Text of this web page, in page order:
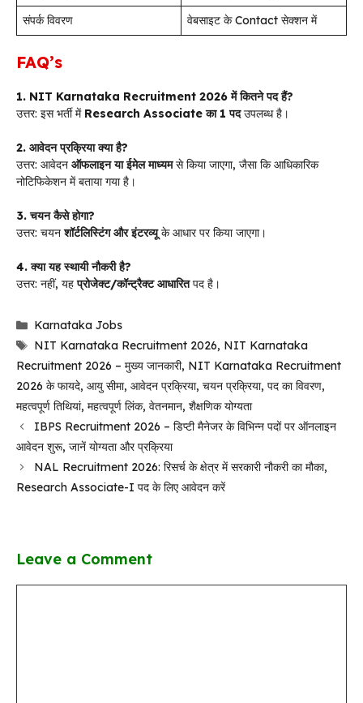
संपर्क विवरण
वेबसाइट के Contact सेक्शन में
FAQ’s
1. NIT Karnataka Recruitment 2026 में कितने पद हैं?
उत्तर: इस भर्ती में Research Associate का 1 पदउपलब्ध है।
2. आवेदन प्रक्रिया क्या है?
उत्तर: आवेदन ऑफलाइन या ईमेल माध्यमसे किया जाएगा, जैसा कि आधिकारिक
नोटिफिकेशन में बताया गया है।
3. चयन कैसे होगा?
उत्तर: चयनशॉर्टलिस्टिंग और इंटरव्यूके आधार पर किया जाएगा।
4. क्या यह स्थायी नौकरी है?
उत्तर: नहीं, यहप्रोजेक्ट/कॉन्ट्रैक्ट आधारितपद है।
Categories
Karnataka Jobs
Tags
NIT Karnataka Recruitment 2026, NIT Karnataka
Recruitment 2026 – मुख्य जानकारी, NIT Karnataka Recruitment
2026 के फायदे, आयु सीमा, आवेदन प्रक्रिया, चयन प्रक्रिया, पद का विवरण,
महत्वपूर्ण तिथियां, महत्वपूर्ण लिंक, वेतनमान, शैक्षणिक योग्यता
IBPS Recruitment 2026 – डिप्टी मैनेजर के विभिन्न पदों पर ऑनलाइन
आवेदन शुरू, जानें योग्यता और प्रक्रिया
NAL Recruitment 2026: रिसर्च के क्षेत्र में सरकारी नौकरी का मौका,
Research Associate-I पद के लिए आवेदन करें
Leave a Comment